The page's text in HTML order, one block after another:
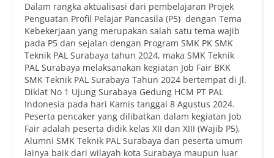
Dalam rangka aktualisasi dari pembelajaran Projek
Penguatan Profil Pelajar Pancasila (P5) dengan Tema
Kebekerjaan yang merupakan salah satu tema wajib
pada P5 dan sejalan dengan Program SMK PK SMK
Teknik PAL Surabaya tahun 2024, maka SMK Teknik
PAL Surabaya melaksanakan kegiatan Job Fair BKK
SMK Teknik PAL Surabaya Tahun 2024 bertempat di Jl.
Diklat No 1 Ujung Surabaya Gedung HCM PT PAL
Indonesia pada hari Kamis tanggal 8 Agustus 2024.
Peserta pencaker yang dilibatkan dalam kegiatan Job
Fair adalah peserta didik kelas XII dan XIII (Wajib P5),
Alumni SMK Teknik PAL Surabaya dan peserta umum
lainya baik dari wilayah kota Surabaya maupun luar